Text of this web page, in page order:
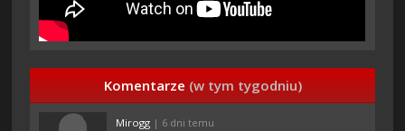
Komentarze (w tym tygodniu)
Mirogg | 6 dni temu